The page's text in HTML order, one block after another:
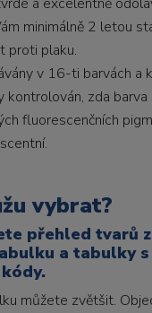
minimálně 2 letou
proti plaku.
v 16-ti barvách a
zda barva
fluorescenčních
vybrat?
přehled tvarů
a tabulky s
můžete zvětšit.